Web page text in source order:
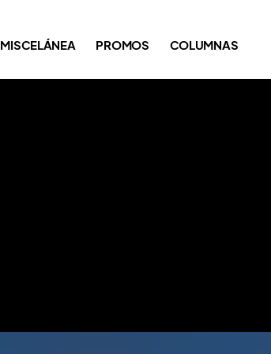
MISCELÁNEA PROMOS COLUMNAS